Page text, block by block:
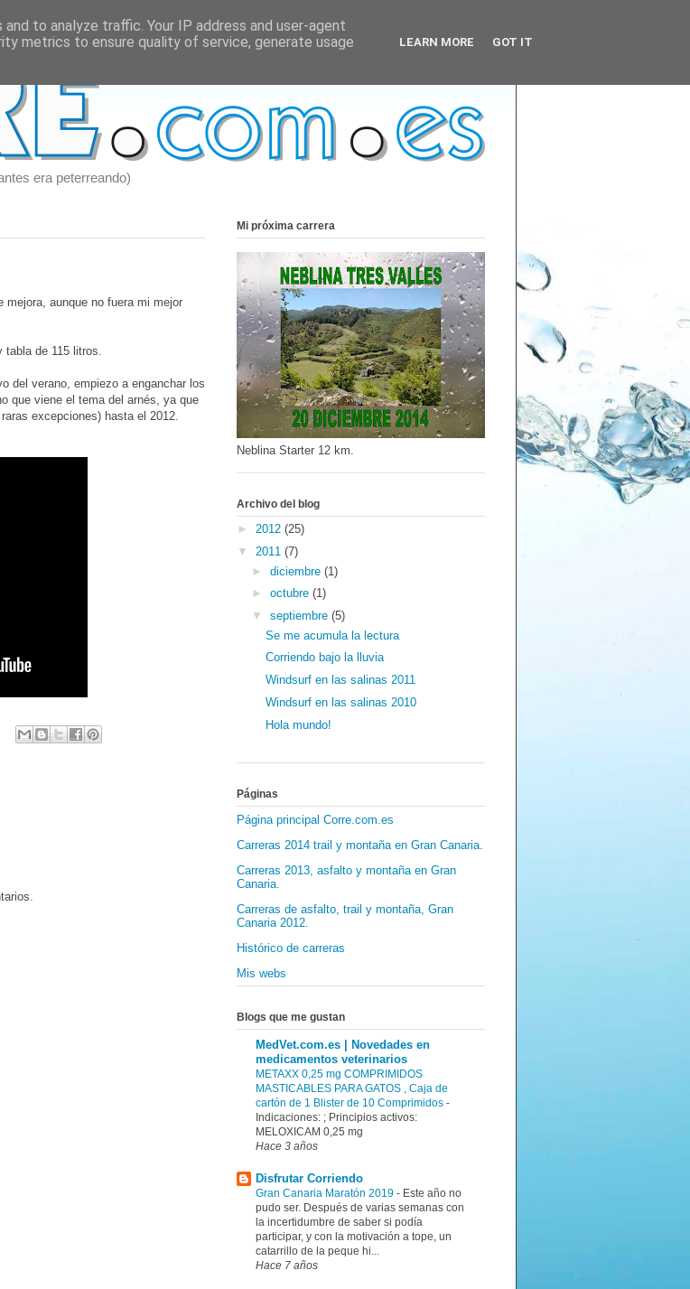
era peterreando)
aunque no fuera mi mejor
tabla de 115 litros.
del verano, empiezo a enganchar los
que viene el tema del arnés, ya que
excepciones) hasta el 2012.
Mi próxima carrera
Neblina Starter 12 km.
Archivo del blog
► 2012 (25)
▼ 2011 (7)
► diciembre (1)
► octubre (1)
▼ septiembre (5)
Se me acumula la lectura
Corriendo bajo la lluvia
Windsurf en las salinas 2011
Windsurf en las salinas 2010
Hola mundo!
Páginas
Página principal Corre.com.es
Carreras 2014 trail y montaña en Gran Canaria.
Carreras 2013, asfalto y montaña en Gran
Canaria.
Carreras de asfalto, trail y montaña, Gran
Canaria 2012.
Histórico de carreras
Mis webs
Blogs que me gustan
MedVet.com.es | Novedades en
medicamentos veterinarios
METAXX 0,25 mg COMPRIMIDOS
MASTICABLES PARA GATOS , Caja de
cartón de 1 Blister de 10 Comprimidos -
Indicaciones: ; Principios activos:
MELOXICAM 0,25 mg
Hace 3 años
Disfrutar Corriendo
Gran Canaria Maratón 2019 - Este año no
pudo ser. Después de varias semanas con
la incertidumbre de saber si podía
participar, y con la motivación a tope, un
catarrillo de la peque hi...
Hace 7 años
to analyze traffic. Your IP address and user-agent
metrics to ensure quality of service, generate usage
LEARN MORE GOT IT